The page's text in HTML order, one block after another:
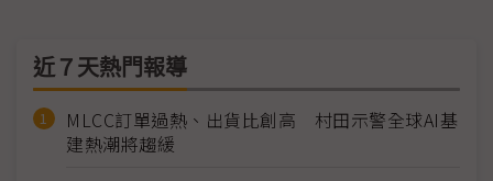
近７天熱門報導
MLCC訂單過熱、出貨比創高 村田示警全球AI基
建熱潮將趨緩